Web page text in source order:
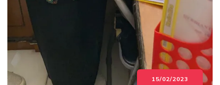
15/02/2023